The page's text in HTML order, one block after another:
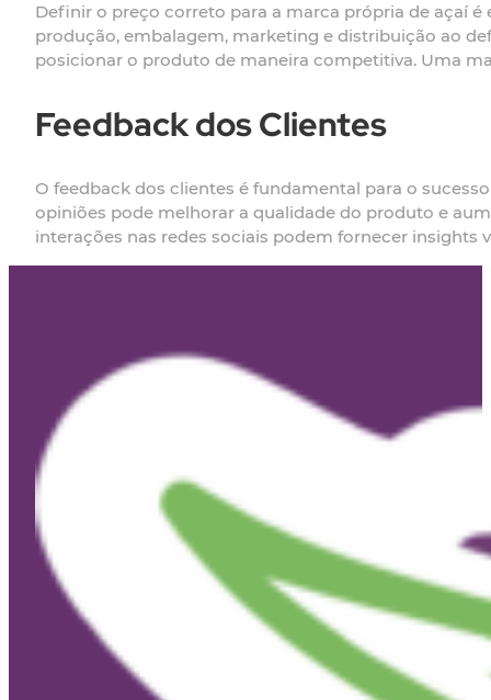
Definir o preço correto para a marca própria de açaí
produção, embalagem, marketing e distribuição ao
posicionar o produto de maneira competitiva. Uma
Feedback dos Clientes
O feedback dos clientes é fundamental para o
opiniões pode melhorar a qualidade do produto e
interações nas redes sociais podem fornecer insights